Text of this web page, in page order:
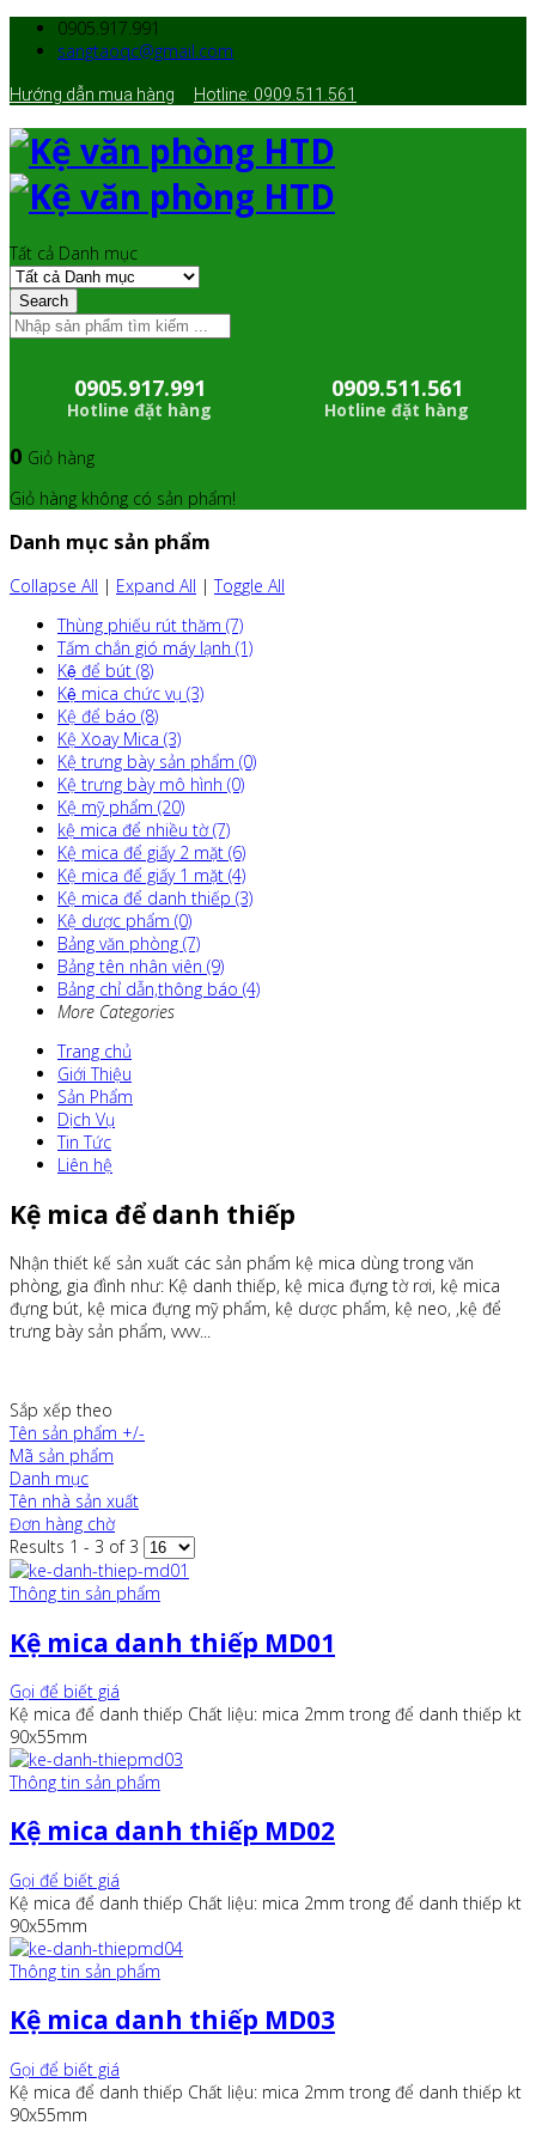
0905.917.991
sangtaoqc@gmail.com
Hướng dẫn mua hàng Hotline: 0909.511.561
Tất cả Danh mục
Search
0905.917.991
Hotline đặt hàng
0909.511.561
Hotline đặt hàng
0 Giỏ hàng
Giỏ hàng không có sản phẩm!
Danh mục sản phẩm
Collapse All | Expand All |Toggle All
Thùng phiếu rút thăm (7)
Tấm chắn gió máy lạnh (1)
Kệ để bút (8)
Kệ mica chức vụ (3)
Kệ để báo (8)
Kệ Xoay Mica (3)
Kệ trưng bày sản phẩm (0)
Kệ trưng bày mô hình (0)
Kệ mỹ phẩm (20)
kệ mica để nhiều tờ (7)
Kệ mica để giấy 2 mặt (6)
Kệ mica để giấy 1 mặt (4)
Kệ mica để danh thiếp (3)
Kệ dược phẩm (0)
Bảng văn phòng (7)
Bảng tên nhân viên (9)
Bảng chỉ dẫn,thông báo (4)
More Categories
Trang chủ
Giới Thiệu
Sản Phẩm
Dịch Vụ
Tin Tức
Liên hệ
Kệ mica để danh thiếp
Nhận thiết kế sản xuất các sản phẩm kệ mica dùng trong văn
phòng, gia đình như: Kệ danh thiếp, kệ mica đựng tờ rơi, kệ mica
đựng bút, kệ mica đựng mỹ phẩm, kệ dược phẩm, kệ neo, ,kệ để
trưng bày sản phẩm, vvvv...
Sắp xếp theo
Tên sản phẩm +/-
Mã sản phẩm
Danh mục
Tên nhà sản xuất
Đơn hàng chờ
Results 1 - 3 of 3
Thông tin sản phẩm
Kệ mica danh thiếp MD01
Gọi để biết giá
Kệ mica để danh thiếp Chất liệu: mica 2mm trong để danh thiếp kt
90x55mm
Thông tin sản phẩm
Kệ mica danh thiếp MD02
Gọi để biết giá
Kệ mica để danh thiếp Chất liệu: mica 2mm trong để danh thiếp kt
90x55mm
Thông tin sản phẩm
Kệ mica danh thiếp MD03
Gọi để biết giá
Kệ mica để danh thiếp Chất liệu: mica 2mm trong để danh thiếp kt
90x55mm